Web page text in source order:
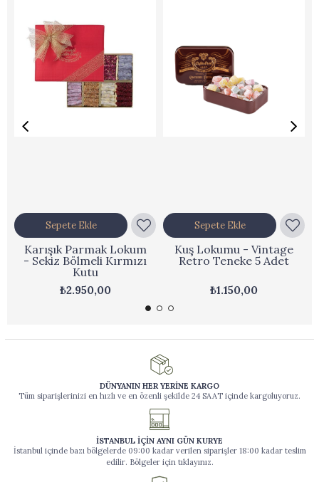
Karışık Parmak Lokum
- Sekiz Bölmeli Kırmızı
Kutu
₺2.950,00
Sepete Ekle
Kuş Lokumu - Vintage
Retro Teneke 5 Adet
₺1.150,00
Sepete Ekle
DÜNYANIN HER YERİNE KARGO
Tüm siparişlerinizi en hızlı ve en özenli şekilde 24 SAAT içinde kargoluyoruz.
İSTANBUL İÇİN AYNI GÜN KURYE
İstanbul içinde bazı bölgelerde 09:00 kadar verilen siparişler 18:00 kadar teslim
edilir. Bölgeler için tıklayınız.